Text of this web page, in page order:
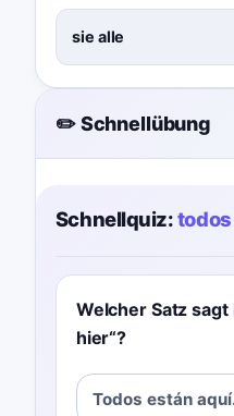
sie alle
✏️ Schnellübung
Schnellquiz:todos
Welcher Satz
hier“?
Todos están